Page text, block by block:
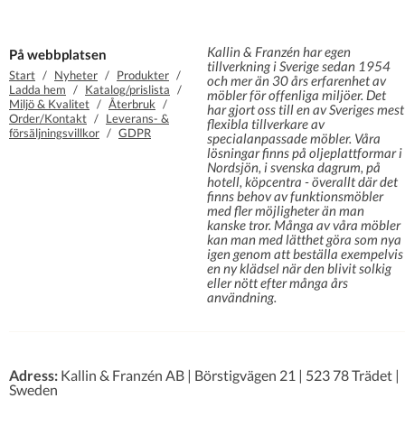
På webbplatsen
Start / Nyheter / Produkter /
Ladda hem / Katalog/prislista /
Miljö & Kvalitet / Återbruk /
Order/Kontakt / Leverans- &
försäljningsvillkor / GDPR
Kallin & Franzén har egen
tillverkning i Sverige sedan 1954
och mer än 30 års erfarenhet av
möbler för offenliga miljöer. Det
har gjort oss till en av Sveriges mest
flexibla tillverkare av
specialanpassade möbler. Våra
lösningar finns på oljeplattformar i
Nordsjön, i svenska dagrum, på
hotell, köpcentra - överallt där det
finns behov av funktionsmöbler
med fler möjligheter än man
kanske tror. Många av våra möbler
kan man med lätthet göra som nya
igen genom att beställa exempelvis
en ny klädsel när den blivit solkig
eller nött efter många års
användning.
Adress: Kallin & Franzén AB | Börstigvägen 21 | 523 78 Trädet |
Sweden